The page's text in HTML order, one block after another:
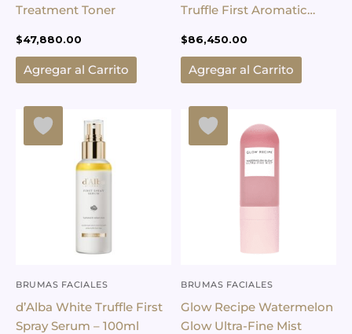
Treatment Toner
$47,880.00
Agregar al Carrito
Truffle First Aromatic
$86,450.00
Agregar al Carrito
BRUMAS FACIALES
d’Alba White Truffle First
Spray Serum – 100ml
BRUMAS FACIALES
Glow Recipe Watermelon
Glow Ultra-Fine Mist